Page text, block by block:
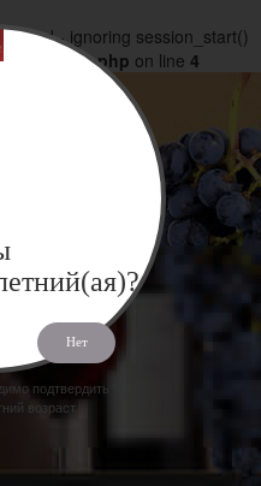
- ignoring session_start()
products.php on line 4
Нет
подтвердить
возраст.